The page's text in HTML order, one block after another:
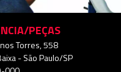
PEÇAS
Torres, 558
- São Paulo/SP